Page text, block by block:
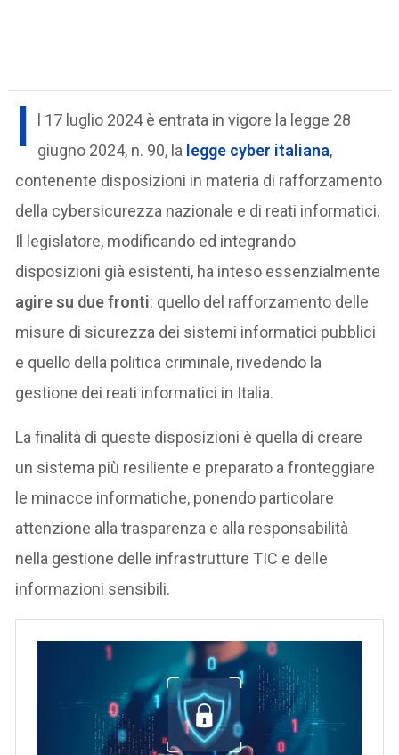
I
l 17 luglio 2024 è entrata in vigore la legge 28
giugno 2024, n. 90, la legge cyber italiana,
contenente disposizioni in materia di rafforzamento
della cybersicurezza nazionale e di reati informatici.
Il legislatore, modificando ed integrando
disposizioni già esistenti, ha inteso essenzialmente
agire su due fronti: quello del rafforzamento delle
misure di sicurezza dei sistemi informatici pubblici
e quello della politica criminale, rivedendo la
gestione dei reati informatici in Italia.
La finalità di queste disposizioni è quella di creare
un sistema più resiliente e preparato a fronteggiare
le minacce informatiche, ponendo particolare
attenzione alla trasparenza e alla responsabilità
nella gestione delle infrastrutture TIC e delle
informazioni sensibili.